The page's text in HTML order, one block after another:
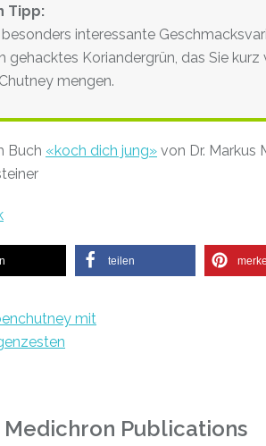
Tipp:
besonders interessante
gehacktes Koriandergrün, das Sie
mengen.
Buch «koch dich jung» von Dr. Markus
teilen
mit
Publications